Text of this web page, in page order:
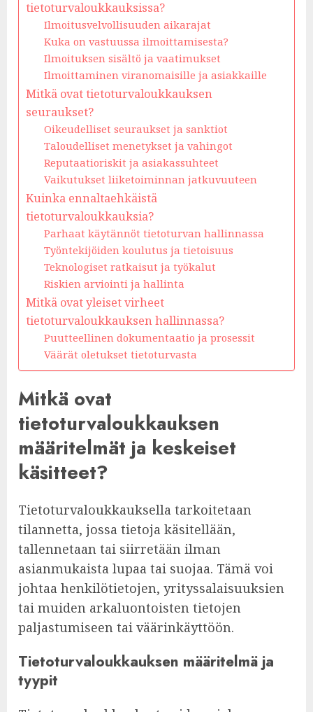
tietoturvaloukkauksissa?
Ilmoitusvelvollisuuden aikarajat
Kuka on vastuussa ilmoittamisesta?
Ilmoituksen sisältö ja vaatimukset
Ilmoittaminen viranomaisille ja asiakkaille
Mitkä ovat tietoturvaloukkauksen
seuraukset?
Oikeudelliset seuraukset ja sanktiot
Taloudelliset menetykset ja vahingot
Reputaatioriskit ja asiakassuhteet
Vaikutukset liiketoiminnan jatkuvuuteen
Kuinka ennaltaehkäistä
tietoturvaloukkauksia?
Parhaat käytännöt tietoturvan hallinnassa
Työntekijöiden koulutus ja tietoisuus
Teknologiset ratkaisut ja työkalut
Riskien arviointi ja hallinta
Mitkä ovat yleiset virheet
tietoturvaloukkauksen hallinnassa?
Puutteellinen dokumentaatio ja prosessit
Väärät oletukset tietoturvasta
Mitkä ovat
tietoturvaloukkauksen
määritelmät ja keskeiset
käsitteet?
Tietoturvaloukkauksella tarkoitetaan
tilannetta, jossa tietoja käsitellään,
tallennetaan tai siirretään ilman
asianmukaista lupaa tai suojaa. Tämä voi
johtaa henkilötietojen, yrityssalaisuuksien
tai muiden arkaluontoisten tietojen
paljastumiseen tai väärinkäyttöön.
Tietoturvaloukkauksen määritelmä ja
tyypit